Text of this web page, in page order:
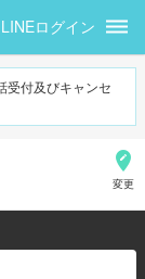
LINEログイン
受付及びキャンセ
変更